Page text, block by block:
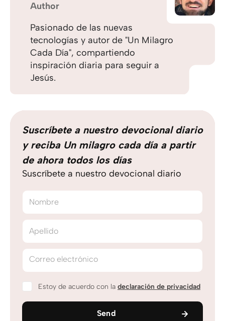
Author
Pasionado de las nuevas
tecnologías y autor de "Un Milagro
Cada Día", compartiendo
inspiración diaria para seguir a
Jesús.
Suscríbete a nuestro devocional diario
y reciba Un milagro cada día a partir
de ahora todos los días
Suscríbete a nuestro devocional diario
Nombre
Apellido
Correo electrónico
Estoy de acuerdo con la declaración de privacidad
Send